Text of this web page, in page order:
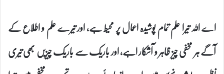
اے اللہ تیرا علم تمام پوشیدہ اعمال پر محیط ہے، اور تیرے علم و اطلاع کے
آگے ہر مخفی چیز ظاہر و آشکار اہے، اور باریک سے باریک چیزیں بھی تیری